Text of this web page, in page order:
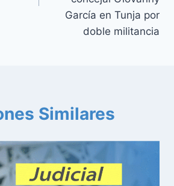
García en Tunja por
doble militancia
Similares